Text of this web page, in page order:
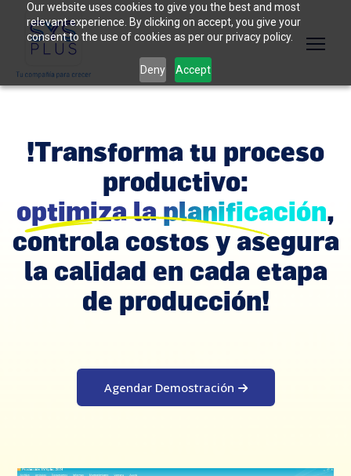
Our website uses cookies to give you the best and most
relevant experience. By clicking on accept, you give your
consent to the use of cookies as per our privacy policy.
Deny Accept
!Transforma tu proceso
productivo:
optimiza la planificación,
controla costos y asegura
la calidad en cada etapa
de producción!
Agendar Demostración